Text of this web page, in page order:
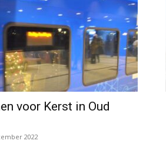
voor Kerst in Oud
2022